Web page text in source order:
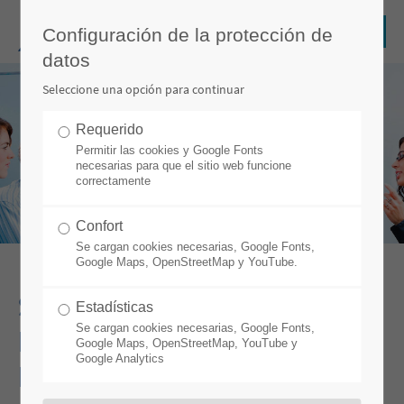
SOPORTE Y FORMACIONES
PARA EL ÉXITO DE SU
PROYECTO
Configuración de la protección de
datos
Seleccione una opción para continuar
Requerido
Permitir las cookies y Google Fonts
necesarias para que el sitio web funcione
correctamente
Confort
Se cargan cookies necesarias, Google Fonts,
Google Maps, OpenStreetMap y YouTube.
Estadísticas
Se cargan cookies necesarias, Google Fonts,
Google Maps, OpenStreetMap, YouTube y
Google Analytics